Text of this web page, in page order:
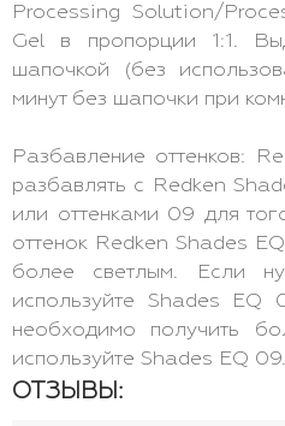
Processing Solution/
Gel в пропорции 1:1.
шапочкой (без
минут без шапочки при
Разбавление оттенков:
разбавлять с Redken
или оттенками 09 для
оттенок Redken Shades
более светлым. Если
используйте Shades
необходимо получить
используйте Shades EQ 09.
ОТЗЫВЫ: